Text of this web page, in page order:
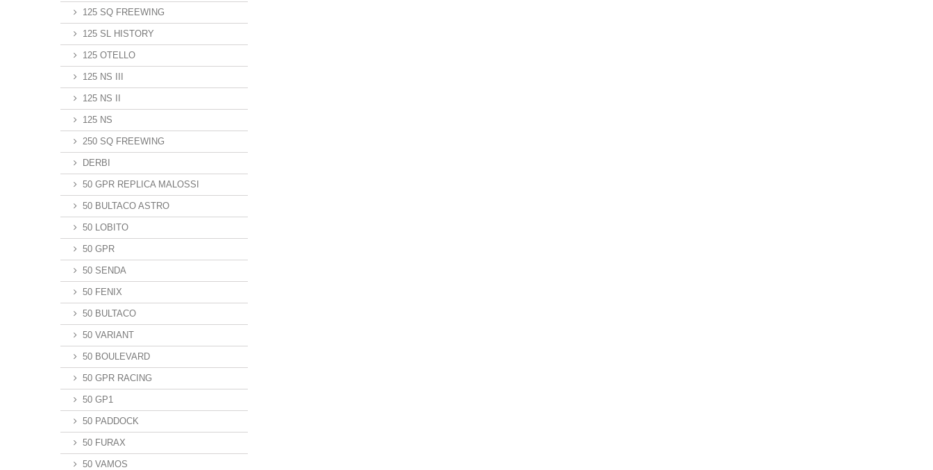
125 SQ FREEWING
125 SL HISTORY
125 OTELLO
125 NS III
125 NS II
125 NS
250 SQ FREEWING
DERBI
50 GPR REPLICA MALOSSI
50 BULTACO ASTRO
50 LOBITO
50 GPR
50 SENDA
50 FENIX
50 BULTACO
50 VARIANT
50 BOULEVARD
50 GPR RACING
50 GP1
50 PADDOCK
50 FURAX
50 VAMOS